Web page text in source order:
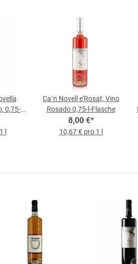
0,75-l-
l
Ca´n Novell e'Rosat, Vino
Rosado 0,75-l-Flasche
8,00 €*
10,67 € pro 1 l